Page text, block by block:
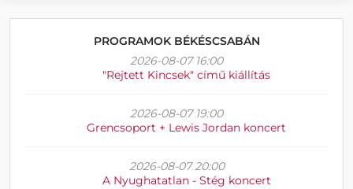
PROGRAMOK BÉKÉSCSABÁN
2026-08-07 16:00
"Rejtett Kincsek" című kiállítás
2026-08-07 19:00
Grencsoport + Lewis Jordan koncert
2026-08-07 20:00
A Nyughatatlan - Stég koncert